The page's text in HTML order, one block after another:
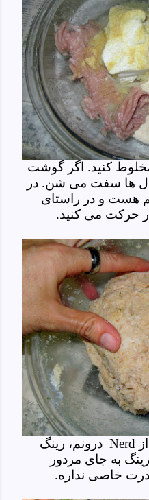
کنید. اگر گوشت
ها سفت می شن. در
هست و در راستای
حرکت می کنید.
Nerd درونم، رینگ
به جای مردور
خاصی نداره.